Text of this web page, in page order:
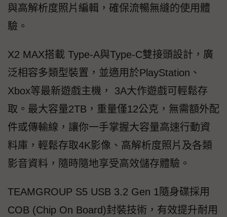
與高解析度照片編輯，確保流暢無縫的使用體
驗。
X2 MAX搭載 Type-A與Type-C雙接頭設計，廣
泛相容多類型裝置，並適用於PlayStation、
Xbox等最新遊戲主機， 3A大作遊戲可輕鬆存
取。最大容量2TB，重量僅12公克，無需額外配
件或傳輸線，讓你一手掌握大容量高速行動資
料庫，輕鬆存取4K影像、高解析度照片及各類
影音資料，隨時隨地享受高效儲存體驗。
TEAMGROUP S5 USB 3.2 Gen 1隨身碟採用
COB (Chip On Board)封裝技術，有效提升耐用